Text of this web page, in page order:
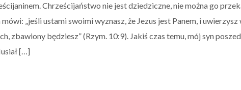
Chrześcijaństwo nie jest dziedziczne, nie można go
„jeśli ustami swoimi wyznasz, że Jezus jest Panem, i uwierzysz
zbawiony będziesz” (Rzym. 10:9). Jakiś czas temu, mój syn
[…]